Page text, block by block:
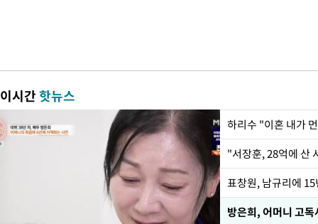
이시간핫뉴스
하리수 "이혼 내가
"서장훈, 28억에 산
방은희, 어머니 고